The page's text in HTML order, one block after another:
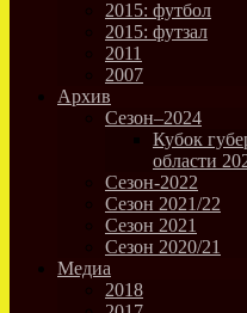
2015: футбол
2015: футзал
2011
2007
Архив
Сезон–2024
Кубок
области
Сезон-2022
Сезон 2021/22
Сезон 2021
Сезон 2020/21
Медиа
2018